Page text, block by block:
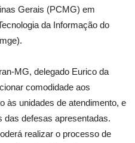
Gerais (PCMG) em
da Informação do
MG, delegado Eurico da
comodidade aos
às unidades de atendimento, e
das defesas apresentadas.
realizar o processo de